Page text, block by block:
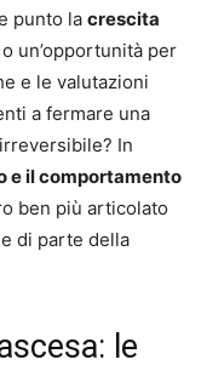
punto la crescita
un’opportunità per
e le valutazioni
a fermare una
In
e il comportamento
ben più articolato
di parte della
le